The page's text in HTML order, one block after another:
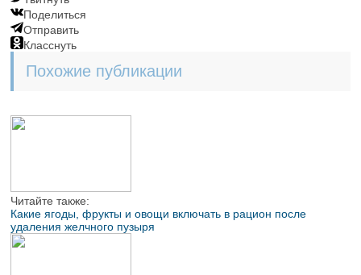
Поделиться
Отправить
Класснуть
Похожие публикации
Читайте также:
Какие ягоды, фрукты и овощи включать в рацион после
удаления желчного пузыря